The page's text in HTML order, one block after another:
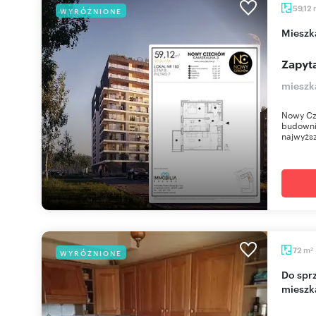
WYRÓŻNIONE 59,12
Nowy
WYRÓŻNIONE 72 m2
Do sprzedania przestronne 3-pokojowe